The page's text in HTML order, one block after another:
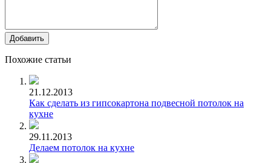
Добавить
Похожие статьи
21.12.2013
Как сделать из гипсокартона подвесной потолок на
кухне
29.11.2013
Делаем потолок на кухне